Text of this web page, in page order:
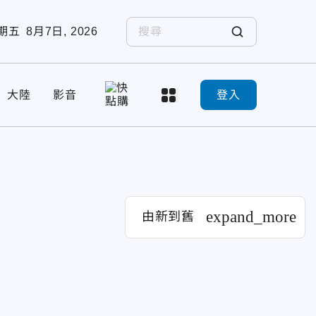
五 8月7日, 2026
大陸 影音 登入
由新到舊 expand_more